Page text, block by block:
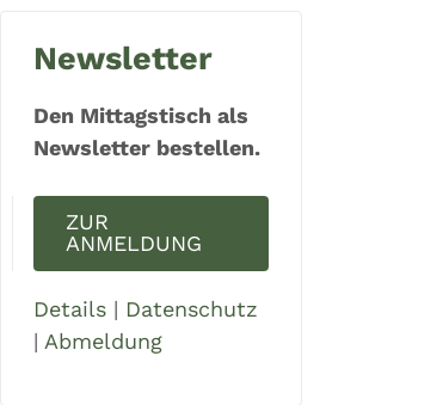
Newsletter
Den Mittagstisch als
Newsletter bestellen.
ZUR
ANMELDUNG
Details | Datenschutz
| Abmeldung